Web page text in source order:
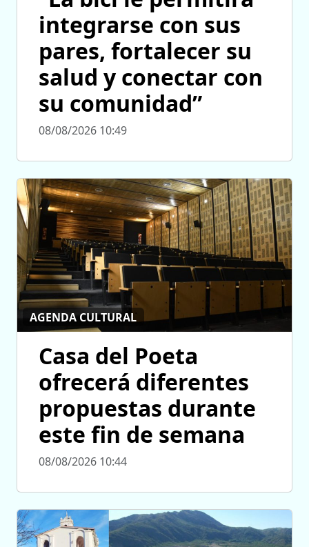
integrarse con sus
pares, fortalecer su
salud y conectar con
su comunidad”
08/08/2026 10:49
AGENDA CULTURAL
Casa del Poeta
ofrecerá diferentes
propuestas durante
este fin de semana
08/08/2026 10:44